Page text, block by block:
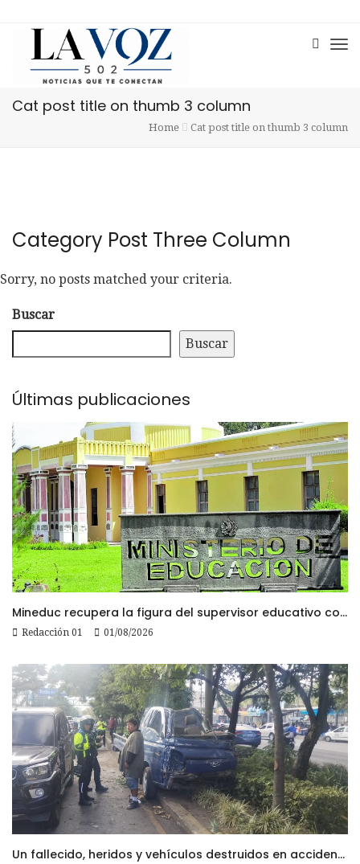
Cat post title on thumb 3 column
Home Cat post title on thumb 3 column
Category Post Three Column
Sorry, no posts matched your criteria.
Buscar
Buscar
Últimas publicaciones
Mineduc recupera la figura del supervisor educativo con 968 plazas
Redacción 01 01/08/2026
Un fallecido, heridos y vehículos destruidos en accidentes registrados este 1 de agosto